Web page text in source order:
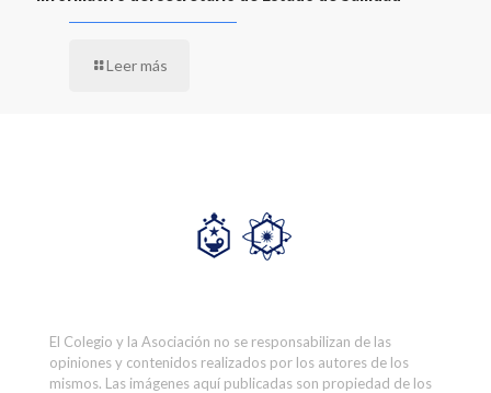
Leer más
El Colegio y la Asociación no se responsabilizan de las
opiniones y contenidos realizados por los autores de los
mismos. Las imágenes aquí publicadas son propiedad de los